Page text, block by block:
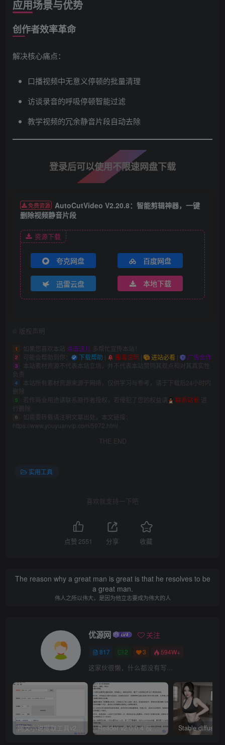
应用场景与优势
创作者效率革命
解决核心痛点：
口播视频中无意义停顿的批量清理
访谈录音的呼吸停顿智能过滤
教学视频的冗余静音片段自动去除
登录后可以使用不限速网盘下载
免费资源
AutoCutVideo V2.20.8：智能剪辑神器，一键
删除视频静音片段
资源下载
夸克网盘 百度网盘
迅雷云盘 本地下载
版权声明
1 如果您喜欢本站 点击这儿 多帮忙宣传本站！
2 可能会帮助到你： 下载帮助 报毒说明 | 进站必看 | 广告合作
3
本站素材资源不代表本站立场，并不代表本站赞同其观点和对其真实性
负责
4
本站所有素材资源来源于网络，仅供学习与参考，请于下载后24小时内
删除
5 若作商业用途请联系原作者授权，若侵犯了您的权益请 联系站长 进
行删除
6
如需要转载请注明文章出处，本文链接：
https://www.youyuanvip.com/5972.html
THE END
实用工具
喜欢就支持一下吧
点赞 2551 分享 收藏
The reason why a great man is great is that he resolves to be
a great man.
伟人之所以伟大，是因为他立志要成为伟大的人
优源网 关注
817 2 3 594W+
这家伙很懒，什么都没有写...
网文小说提取工具v2.10.02 可以自动下载小说 从此不再花钱看小说 Reader v2.0.0.4 极简小说阅读器支持导入在线及离线书源